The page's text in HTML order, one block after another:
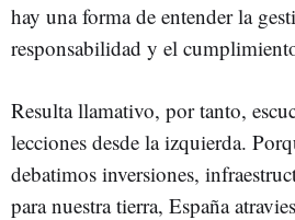
hay una forma de entender la
responsabilidad y el
Resulta llamativo, por tanto,
lecciones desde la izquierda.
debatimos inversiones,
para nuestra tierra, España